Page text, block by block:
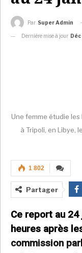
Par Super Admin
Dernière mise à jour
Une femme étudie
à Tripoli, en Libye,
1 802
Partager
Ce report au
heures après
commission